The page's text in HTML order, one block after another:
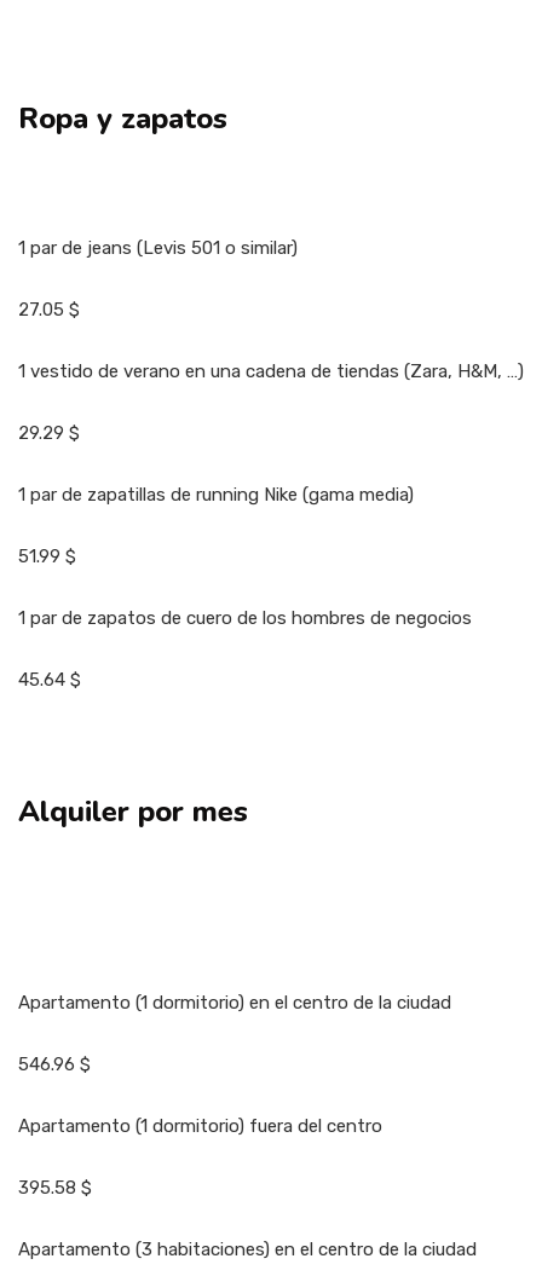
Ropa y zapatos
1 par de jeans (Levis 501 o similar)
27.05 $
1 vestido de verano en una cadena de tiendas (Zara, H&M, …)
29.29 $
1 par de zapatillas de running Nike (gama media)
51.99 $
1 par de zapatos de cuero de los hombres de negocios
45.64 $
Alquiler por mes
Apartamento (1 dormitorio) en el centro de la ciudad
546.96 $
Apartamento (1 dormitorio) fuera del centro
395.58 $
Apartamento (3 habitaciones) en el centro de la ciudad